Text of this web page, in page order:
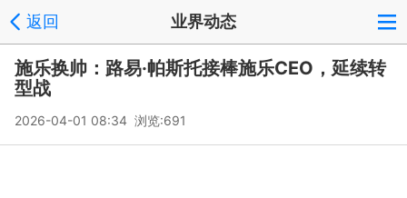
返回 业界动态
施乐换帅：路易·帕斯托接棒施乐CEO，延续转
型战
2026-04-01 08:34 浏览:691